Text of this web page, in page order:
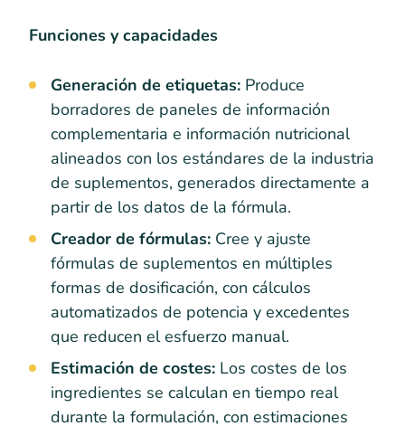
Funciones y capacidades
Generación de etiquetas: Produce
borradores de paneles de información
complementaria e información nutricional
alineados con los estándares de la industria
de suplementos, generados directamente a
partir de los datos de la fórmula.
Creador de fórmulas: Cree y ajuste
fórmulas de suplementos en múltiples
formas de dosificación, con cálculos
automatizados de potencia y excedentes
que reducen el esfuerzo manual.
Estimación de costes: Los costes de los
ingredientes se calculan en tiempo real
durante la formulación, con estimaciones